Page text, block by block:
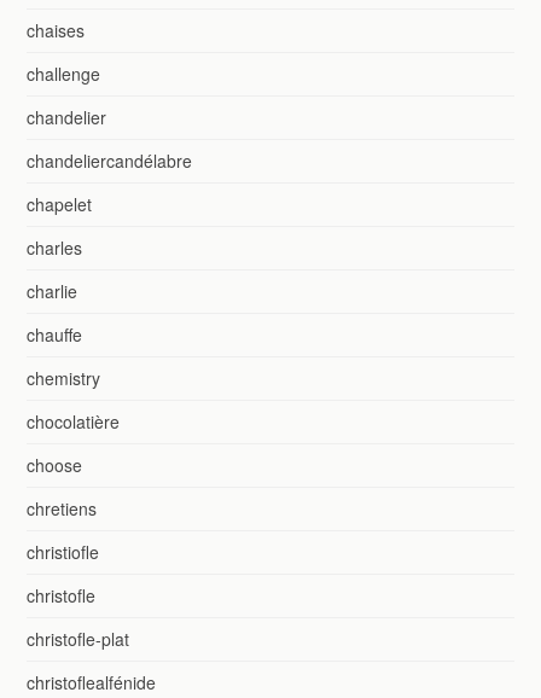
chaises
challenge
chandelier
chandeliercandélabre
chapelet
charles
charlie
chauffe
chemistry
chocolatière
choose
chretiens
christiofle
christofle
christofle-plat
christoflealfénide